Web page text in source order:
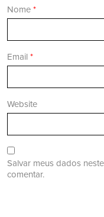
Nome *
Email *
Website
Salvar meus dados
comentar.